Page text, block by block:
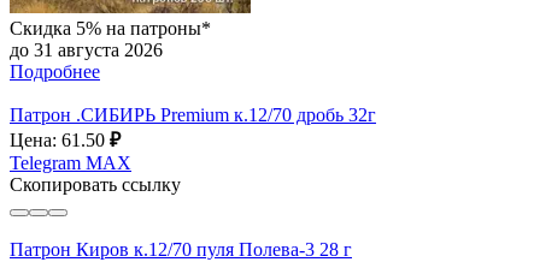
Скидка 5% на патроны*
до 31 августа 2026
Подробнее
Патрон .СИБИРЬ Premium к.12/70 дробь 32г
Цена: 61.50 ₽
Telegram MAX
Скопировать ссылку
Патрон Киров к.12/70 пуля Полева-3 28 г